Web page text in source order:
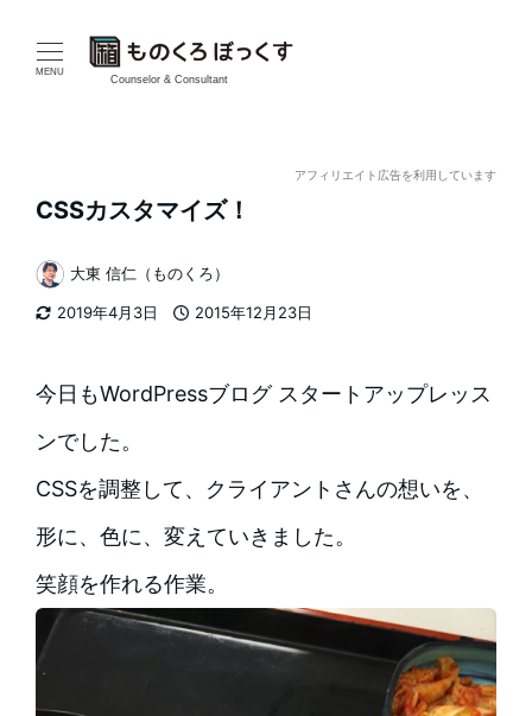
MENU
Counselor & Consultant
アフィリエイト広告を利用しています
CSSカスタマイズ！
2019年4月3日
2015年12月23日
著
者
大東 信仁（ものくろ）
今日もWordPressブログ スタートアップレッス
ンでした。
CSSを調整して、クライアントさんの想いを、
形に、色に、変えていきました。
笑顔を作れる作業。